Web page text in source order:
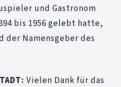
und Gastronom
bis 1956 gelebt hatte,
der Namensgeber des
Vielen Dank für das